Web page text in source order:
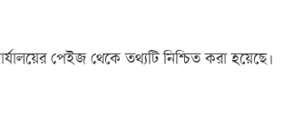
পেইজ থেকে তথ্যটি নিশ্চিত করা হয়েছে।